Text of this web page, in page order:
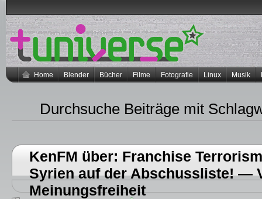
Home Blender Bücher Filme Fotografie Linux Musik
Durchsuche Beiträge mit
KenFM über: Franchise
Syrien auf der Abschussliste! —
Meinungsfreiheit